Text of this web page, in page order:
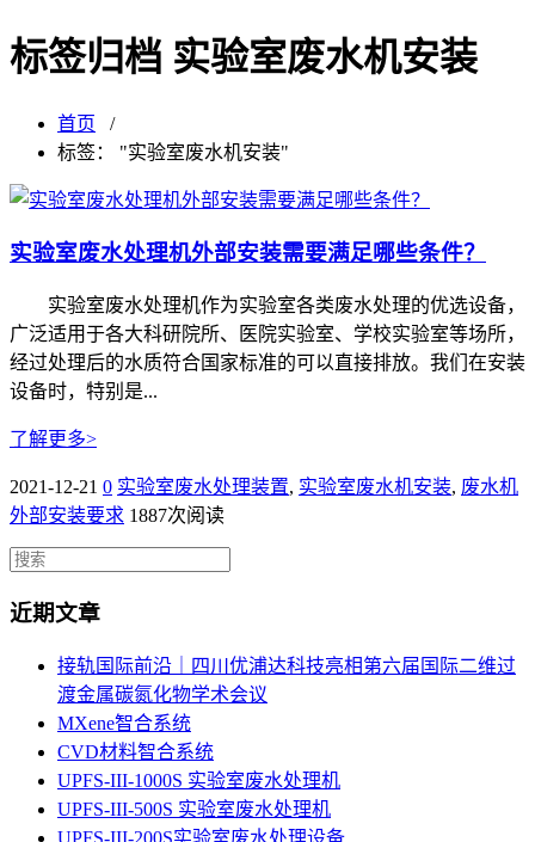
标签归档 实验室废水机安装
首页 /
标签： "实验室废水机安装"
实验室废水处理机外部安装需要满足哪些条件？
实验室废水处理机作为实验室各类废水处理的优选设备，
广泛适用于各大科研院所、医院实验室、学校实验室等场所，
经过处理后的水质符合国家标准的可以直接排放。我们在安装
设备时，特别是...
了解更多>
2021-12-21 0 实验室废水处理装置, 实验室废水机安装, 废水机
外部安装要求 1887次阅读
近期文章
接轨国际前沿｜四川优浦达科技亮相第六届国际二维过
渡金属碳氮化物学术会议
MXene智合系统
CVD材料智合系统
UPFS-III-1000S 实验室废水处理机
UPFS-III-500S 实验室废水处理机
UPFS-III-200S实验室废水处理设备